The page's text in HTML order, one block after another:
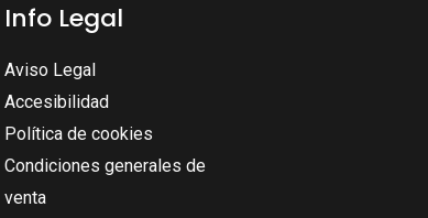
Info Legal
Aviso Legal
Accesibilidad
Política de cookies
Condiciones generales de
venta